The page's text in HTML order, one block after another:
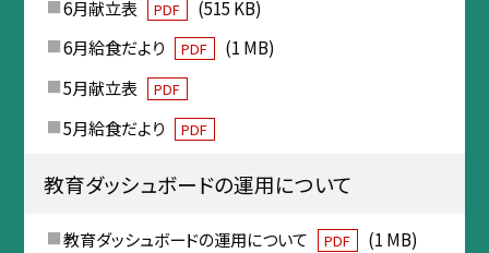
6月献立表
PDF
(515 KB)
6月給食だより
PDF
(1 MB)
5月献立表
PDF
5月給食だより PDF
教育ダッシュボードの運用について
教育ダッシュボードの運用について PDF (1 MB)